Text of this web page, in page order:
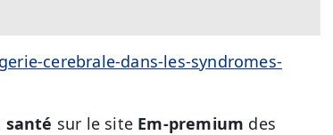
cerebrale-dans-les-syndromes-
santé sur le site Em-premium des